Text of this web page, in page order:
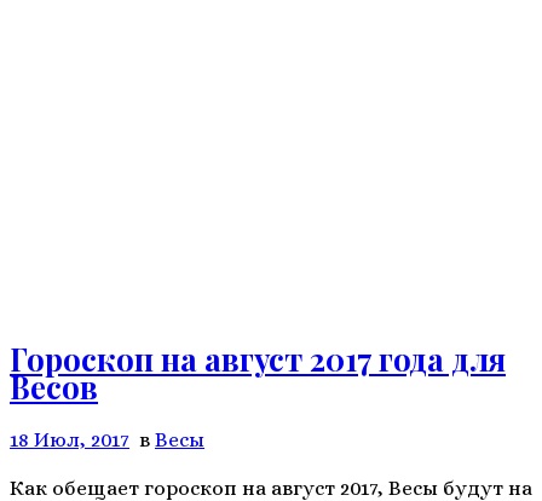
Гороскоп на август 2017 года для
Весов
18 Июл, 2017 в Весы
Как обещает гороскоп на август 2017, Весы будут на